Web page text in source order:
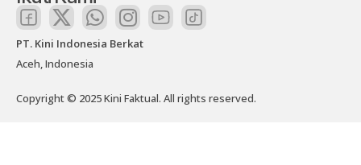
PT. Kini Indonesia Berkat
Aceh, Indonesia
Copyright © 2025 Kini Faktual. All rights reserved.